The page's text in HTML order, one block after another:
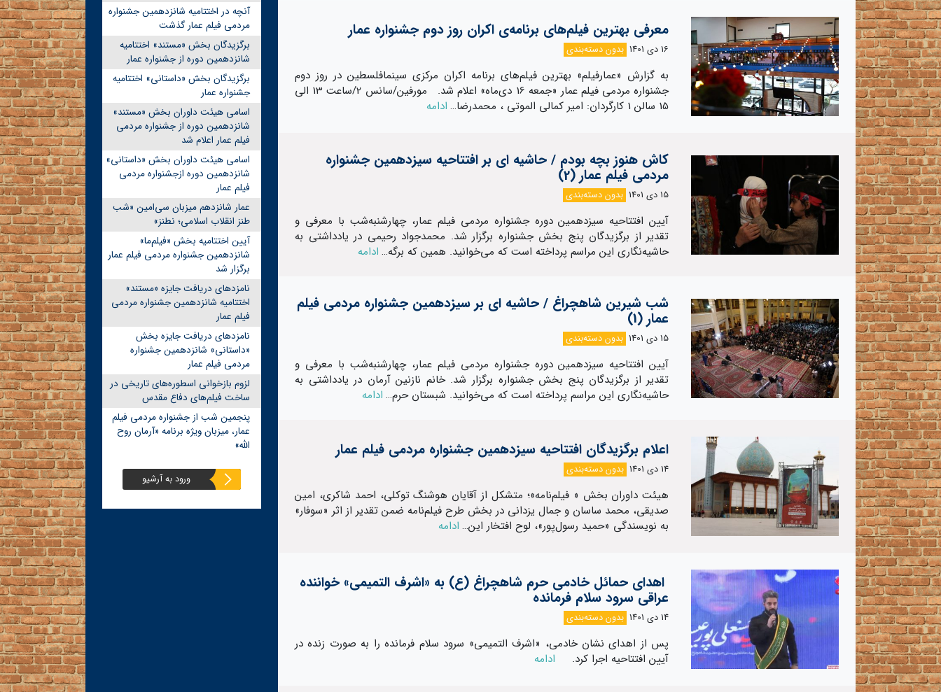
معرفی بهترین فیلم‌های برنامه‌ی اکران روز دوم جشنواره‌ عمار
16 دی 1401 بدون دسته‌بندی
به گزارش «عمارفیلم» بهترین فیلم‌های برنامه اکران مرکزی سینمافلسطین در روز دوم
جشنواره مردمی فیلم عمار «جمعه 16 دی‌ماه» اعلام شد. مورفین/سانس 2/ساعت 13 الی
15 سالن 1 کارگردان: امیر کمالی الموتی ، محمدرضا…
ادامه
کاش هنوز بچه بودم / حاشیه ای بر افتتاحیه سیزدهمین جشنواره
مردمی فیلم عمار (2)
15 دی 1401 بدون دسته‌بندی
آیین افتتاحیه سیزدهمین دوره جشنواره مردمی فیلم عمار، چهارشنبه‌شب با معرفی و
تقدیر از برگزیدگان پنج بخش جشنواره برگزار شد. محمدجواد رحیمی در یادداشتی به
حاشیه‌نگاری این مراسم پرداخته است که می‌خوانید. همین که برگه… ادامه
شب شیرین شاهچراغ / حاشیه ای بر سیزدهمین جشنواره مردمی فیلم
عمار (1)
15 دی 1401 بدون دسته‌بندی
آیین افتتاحیه سیزدهمین دوره جشنواره مردمی فیلم عمار، چهارشنبه‌شب با معرفی و
تقدیر از برگزیدگان پنج بخش جشنواره برگزار شد. خانم نازنین آرمان در یادداشتی به
حاشیه‌نگاری این مراسم پرداخته است که می‌خوانید. شبستان حرم… ادامه
اعلام برگزیدگان افتتاحیه سیزدهمین جشنواره مردمی فیلم عمار
14 دی 1401 بدون دسته‌بندی
هیئت داوران بخش « فیلم‌نامه»؛ متشکل از آقایان هوشنگ توکلی، احمد شاکری، امین
صدیقی، محمد ساسان و جمال یزدانی در بخش طرح فیلم‌نامه ضمن تقدیر از اثر «سوفار»
به نویسندگی «حمید رسول‌پور»، لوح افتخار این… ادامه
اهدای حمائل خادمی حرم شاهچراغ (ع) به «اشرف التمیمی» خواننده
عراقی سرود سلام فرمانده
14 دی 1401 بدون دسته‌بندی
پس از اهدای نشان خادمی، «اشرف التمیمی» سرود سلام فرمانده را به صورت زنده در
آیین افتتاحیه اجرا کرد.
ادامه
آنچه در اختتامیه شانزدهمین جشنواره
مردمی فیلم عمار گذشت
برگزیدگان بخش «مستند» اختتامیه
شانزدهمین دوره از جشنواره عمار
برگزیدگان بخش «داستانی» اختتامیه
جشنواره عمار
اسامی هیئت داوران بخش «مستند»
شانزدهمین دوره از جشنواره مردمی
فیلم عمار اعلام شد
اسامی هیئت داوران بخش «داستانی»
شانزدهمین دوره ازجشنواره مردمی
فیلم عمار
عمار شانزدهم میزبان سی‌امین «شب
طنز انقلاب اسلامی؛ نطنز»
آیین اختتامیه بخش «فیلم‌ما»
شانزدهمین جشنواره مردمی فیلم عمار
برگزار شد
نامزدهای دریافت جایزه «مستند»
اختتامیه شانزدهمین جشنواره مردمی
فیلم عمار
نامزدهای دریافت جایزه بخش
«داستانی» شانزدهمین جشنواره
مردمی فیلم عمار
لزوم بازخوانی اسطوره‌های تاریخی در
ساخت فیلم‌های دفاع مقدس
پنجمین شب از جشنواره مردمی فیلم
عمار، میزبان ویژه برنامه «آرمان روح
الله»
ورود به آرشیو